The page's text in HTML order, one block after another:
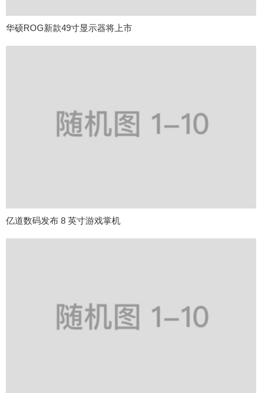
华硕ROG新款49寸显示器将上市
亿道数码发布 8 英寸游戏掌机